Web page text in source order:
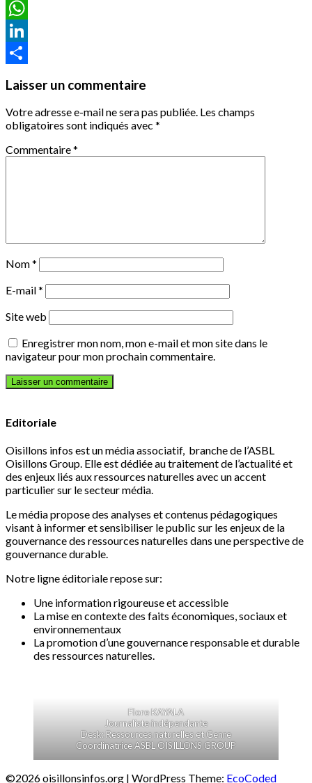
Email
WhatsApp
LinkedIn
Laisser un commentaire
Votre adresse e-mail ne sera pas publiée. Les champs
obligatoires sont indiqués avec *
Commentaire*
Nom*
E-mail*
Site web
Enregistrer mon nom, mon e-mail et mon site dans le
navigateur pour mon prochain commentaire.
Editoriale
Oisillons infos est un média associatif, branche de l’ASBL
Oisillons Group. Elle est dédiée au traitement de l’actualité et
des enjeux liés aux ressources naturelles avec un accent
particulier sur le secteur média.
Le média propose des analyses et contenus pédagogiques
visant à informer et sensibiliser le public sur les enjeux de la
gouvernance des ressources naturelles dans une perspective de
gouvernance durable.
Notre ligne éditoriale repose sur:
Une information rigoureuse et accessible
La mise en contexte des faits économiques, sociaux et
environnementaux
La promotion d’une gouvernance responsable et durable
des ressources naturelles.
Flore KAYALA
Journaliste indépendante
Desk: Ressources naturelles et Genre
Coordinatrice ASBL OISILLONS GROUP
©2026 oisillonsinfos.org | WordPress Theme: EcoCoded